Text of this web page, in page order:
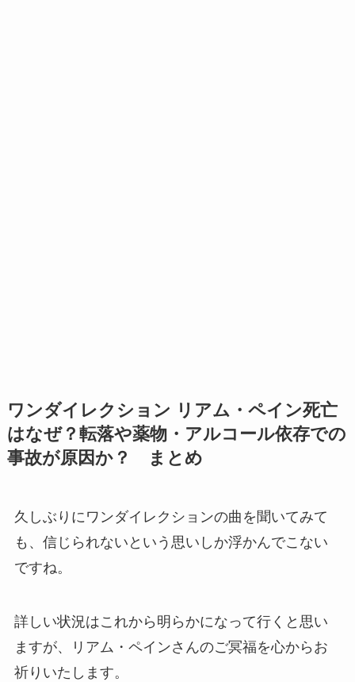
ワンダイレクション リアム・ペイン死亡
はなぜ？転落や薬物・アルコール依存での
事故が原因か？ まとめ
久しぶりにワンダイレクションの曲を聞いてみて
も、信じられないという思いしか浮かんでこない
ですね。
詳しい状況はこれから明らかになって行くと思い
ますが、リアム・ペインさんのご冥福を心からお
祈りいたします。